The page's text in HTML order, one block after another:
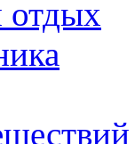
отдых